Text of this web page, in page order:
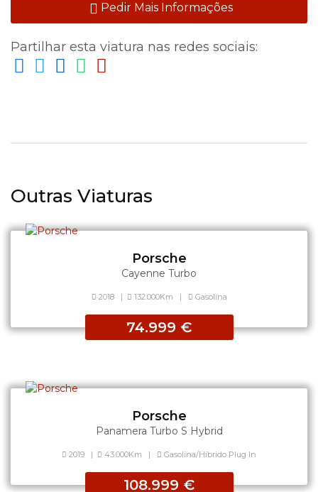
Pedir Mais Informações
Partilhar esta viatura nas redes sociais:
Outras Viaturas
Porsche
Cayenne Turbo
2018 | 132.000Km | Gasolina
74.999 €
Porsche
Panamera Turbo S Hybrid
2019 | 43.000Km | Gasolina/Híbrido Plug In
108.999 €